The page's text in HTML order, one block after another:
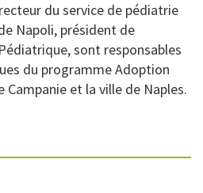
du service de pédiatrie
Napoli, président de
sont responsables
du programme Adoption
Campanie et la ville de Naples.